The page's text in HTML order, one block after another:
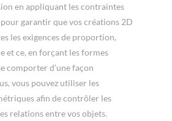
en appliquant les contraintes
garantir que vos créations 2D
les exigences de proportion,
et ce, en forçant les formes
comporter d’une façon
vous pouvez utiliser les
afin de contrôler les
relations entre vos objets.